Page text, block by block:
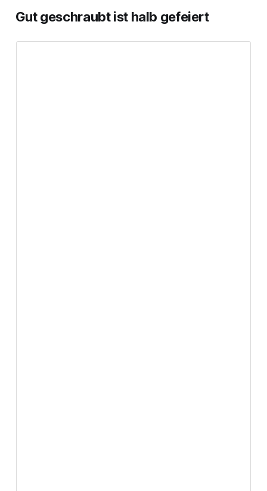
Gut geschraubt ist halb gefeiert